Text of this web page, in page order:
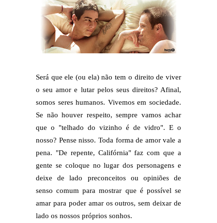
Será que ele (ou ela) não tem o direito de viver
o seu amor e lutar pelos seus direitos? Afinal,
somos seres humanos. Vivemos em sociedade.
Se não houver respeito, sempre vamos achar
que o "telhado do vizinho é de vidro". E o
nosso? Pense nisso. Toda forma de amor vale a
pena. "De repente, Califórnia" faz com que a
gente se coloque no lugar dos personagens e
deixe de lado preconceitos ou opiniões de
senso comum para mostrar que é possível se
amar para poder amar os outros, sem deixar de
lado os nossos próprios sonhos.